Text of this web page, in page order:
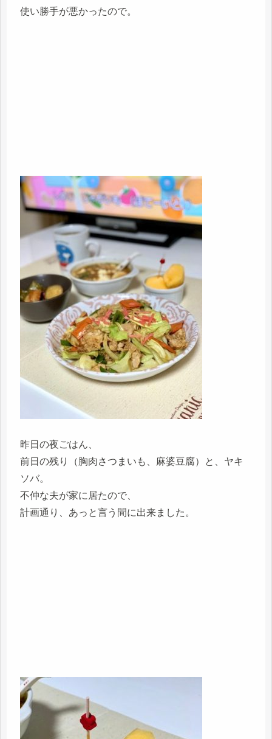
使い勝手が悪かったので。
昨日の夜ごはん、
前日の残り（胸肉さつまいも、麻婆豆腐）と、ヤキ
ソバ。
不仲な夫が家に居たので、
計画通り、あっと言う間に出来ました。